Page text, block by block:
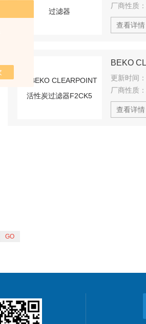
厂商性质：
查看详情
更新时间：
厂商性质：
查看详情